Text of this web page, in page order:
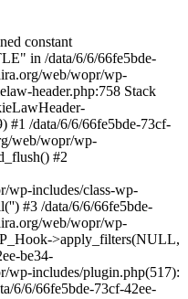
constant
in /data/6/6/66fe5bde-
web/wopr/wp-
header.php:758 Stack
/data/6/6/66fe5bde-73cf-
web/wopr/wp-
#2
wp-includes/class-wp-
#3 /data/6/6/66fe5bde-
web/wopr/wp-
>apply_filters(NULL,
be34-
wp-includes/plugin.php(517):
6/6/66fe5bde-73cf-42ee-